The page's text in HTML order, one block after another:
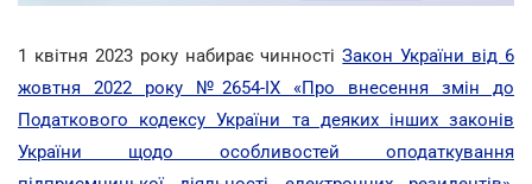
1 квітня 2023 року набирає чинностіЗакон України від 6
жовтня 2022 року №2654-IХ «Про внесення змін до
Податкового кодексу України та деяких інших законів
України щодо особливостей оподаткування